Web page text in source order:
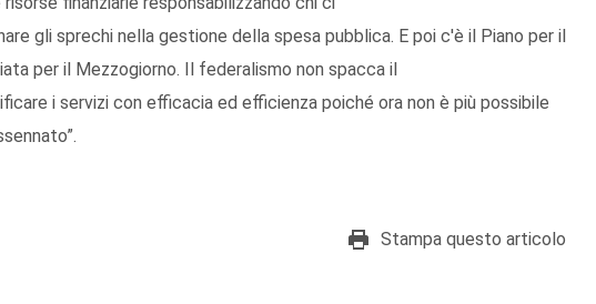
gli sprechi nella gestione della spesa pubblica. E poi c'è il Piano per il
per il Mezzogiorno. Il federalismo non spacca il
i servizi con efficacia ed efficienza poiché ora non è più possibile
Stampa questo articolo